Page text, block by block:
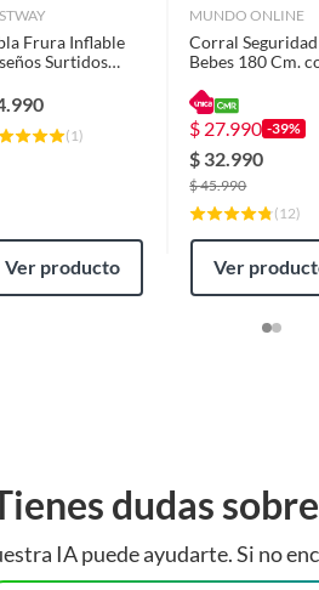
Frura Inflable
Surtidos
( 1)
Ver producto
MUNDO ONLINE
Corral Seguridad
Bebes 180 Cm.
$ 27.990 -39%
$ 32.990
$45.990
( 12)
Ver
dudas
IA puede ayudarte. Si no